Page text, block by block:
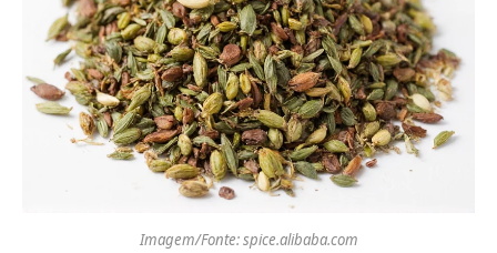
Imagem/Fonte: spice.alibaba.com